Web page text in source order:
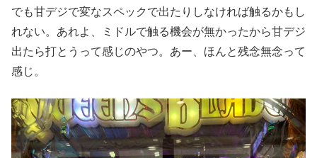
でも甘デジで変なスペックで出たりしなければ触るかもし
れない。あれよ、ミドルで触る機会が無かったから甘デジ
出たら打とうって感じのやつ。あー、ほんと残念無念って
感じ。